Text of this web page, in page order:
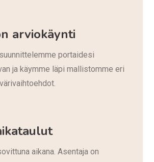
arviokäynti
portaidesi
ja käymme läpi mallistomme eri
aikana. Asentaja on